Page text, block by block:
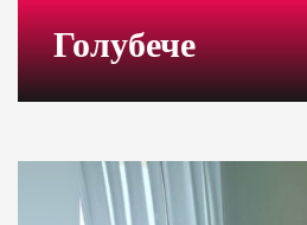
Голубече